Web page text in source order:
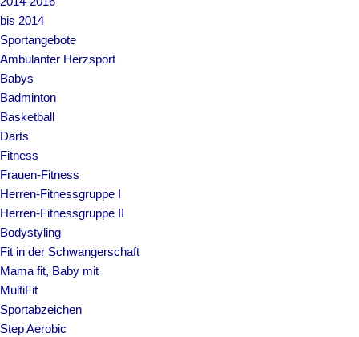
bis 2014
Sportangebote
Ambulanter Herzsport
Babys
Badminton
Basketball
Darts
Fitness
Frauen-Fitness
Herren-Fitnessgruppe I
Herren-Fitnessgruppe II
Bodystyling
Fit in der Schwangerschaft
Mama fit, Baby mit
MultiFit
Sportabzeichen
Step Aerobic